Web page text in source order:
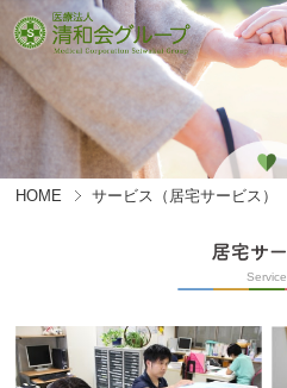
HOME サービス（居宅サービス）
Service